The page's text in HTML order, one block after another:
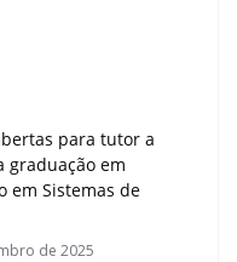
para tutor a
graduação em
em Sistemas de
de 2025